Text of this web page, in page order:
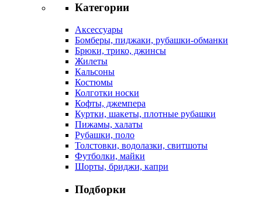
Категории
Аксессуары
Бомберы, пиджаки, рубашки-обманки
Брюки, трико, джинсы
Жилеты
Кальсоны
Костюмы
Колготки носки
Кофты, джемпера
Куртки, шакеты, плотные рубашки
Пижамы, халаты
Рубашки, поло
Толстовки, водолазки, свитшоты
Футболки, майки
Шорты, бриджи, капри
Подборки